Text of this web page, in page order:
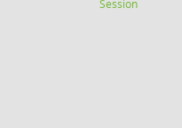
Session(Wird in